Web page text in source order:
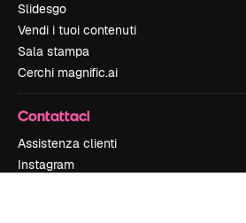
Slidesgo
Vendi i tuoi contenuti
Sala stampa
Cerchi magnific.ai
Contattaci
Assistenza clienti
Instagram